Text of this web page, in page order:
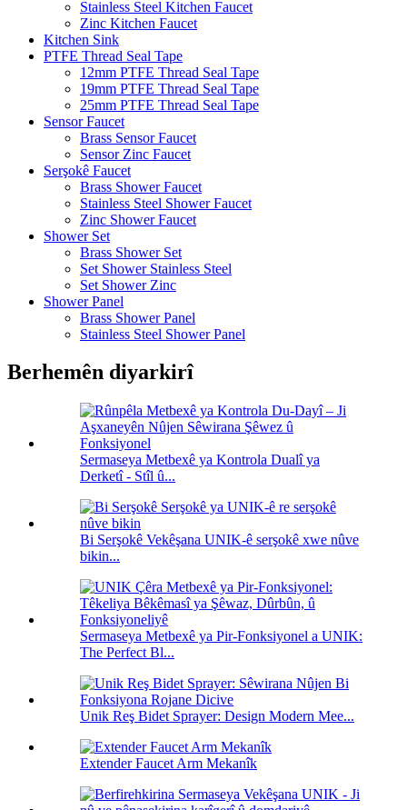
Stainless Steel Kitchen Faucet
Zinc Kitchen Faucet
Kitchen Sink
PTFE Thread Seal Tape
12mm PTFE Thread Seal Tape
19mm PTFE Thread Seal Tape
25mm PTFE Thread Seal Tape
Sensor Faucet
Brass Sensor Faucet
Sensor Zinc Faucet
Serşokê Faucet
Brass Shower Faucet
Stainless Steel Shower Faucet
Zinc Shower Faucet
Shower Set
Brass Shower Set
Set Shower Stainless Steel
Set Shower Zinc
Shower Panel
Brass Shower Panel
Stainless Steel Shower Panel
Berhemên diyarkirî
Sermaseya Metbexê ya Kontrola Dualî ya
Derketî - Stîl û...
Bi Serşokê Vekêşana UNIK-ê serşokê xwe nûve
bikin...
Sermaseya Metbexê ya Pir-Fonksiyonel a UNIK:
The Perfect Bl...
Unik Reş Bidet Sprayer: Design Modern Mee...
Extender Faucet Arm Mekanîk